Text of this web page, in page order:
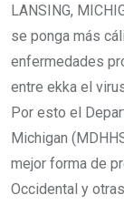
LANSING,
se ponga más
enfermedades
entre ekka el
Por esto el
Michigan
mejor forma de
Occidental y